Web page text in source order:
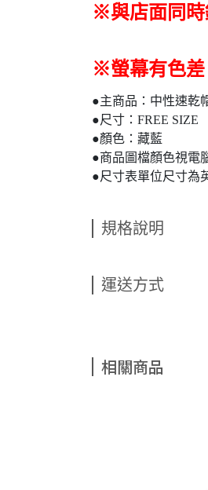
※與店面同時
※螢幕有色差
●主商品：中性速乾
●尺寸：FREE SIZE
●顏色：藏藍
●商品圖檔顏色視電
●尺寸表單位尺寸為
規格說明
運送方式
相關商品